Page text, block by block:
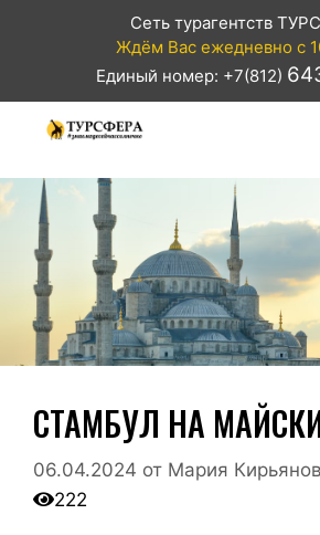
Сеть турагентств
Ждём Вас ежедневно с
Единый номер: +7(812)
СТАМБУЛ НА
06.04.2024 от Мария
222